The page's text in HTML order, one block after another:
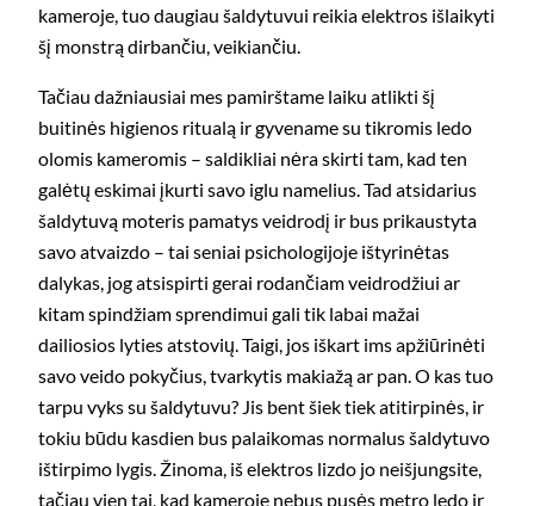
kameroje, tuo daugiau šaldytuvui reikia elektros išlaikyti
šį monstrą dirbančiu, veikiančiu.
Tačiau dažniausiai mes pamirštame laiku atlikti šį
buitinės higienos ritualą ir gyvename su tikromis ledo
olomis kameromis – saldikliai nėra skirti tam, kad ten
galėtų eskimai įkurti savo iglu namelius. Tad atsidarius
šaldytuvą moteris pamatys veidrodį ir bus prikaustyta
savo atvaizdo – tai seniai psichologijoje ištyrinėtas
dalykas, jog atsispirti gerai rodančiam veidrodžiui ar
kitam spindžiam sprendimui gali tik labai mažai
dailiosios lyties atstovių. Taigi, jos iškart ims apžiūrinėti
savo veido pokyčius, tvarkytis makiažą ar pan. O kas tuo
tarpu vyks su šaldytuvu? Jis bent šiek tiek atitirpinės, ir
tokiu būdu kasdien bus palaikomas normalus šaldytuvo
ištirpimo lygis. Žinoma, iš elektros lizdo jo neišjungsite,
tačiau vien tai, kad kameroje nebus pusės metro ledo ir